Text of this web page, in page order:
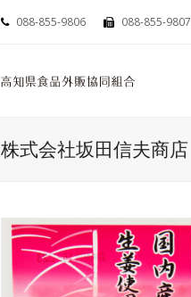
088-855-9806 088-855-9807
株式会社坂田信夫商店